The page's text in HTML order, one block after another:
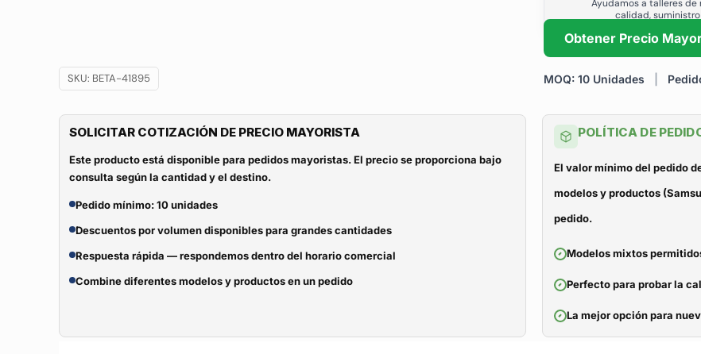
Ayudamos a talleres
calidad,
SKU: BETA-41895
Obtener Precio
MOQ: 10 Unidades
SOLICITAR COTIZACIÓN DE PRECIO MAYORISTA
Este producto está disponible para pedidos mayoristas. El precio se proporciona bajo
consulta según la cantidad y el destino.
Pedido mínimo: 10 unidades
Descuentos por volumen disponibles para grandes cantidades
Respuesta rápida — respondemos dentro del horario comercial
Combine diferentes modelos y productos en un pedido
POLÍTICA DE
El valor mínimo del pedido
modelos y productos
pedido.
Modelos mixtos
Perfecto para probar la
La mejor opción para